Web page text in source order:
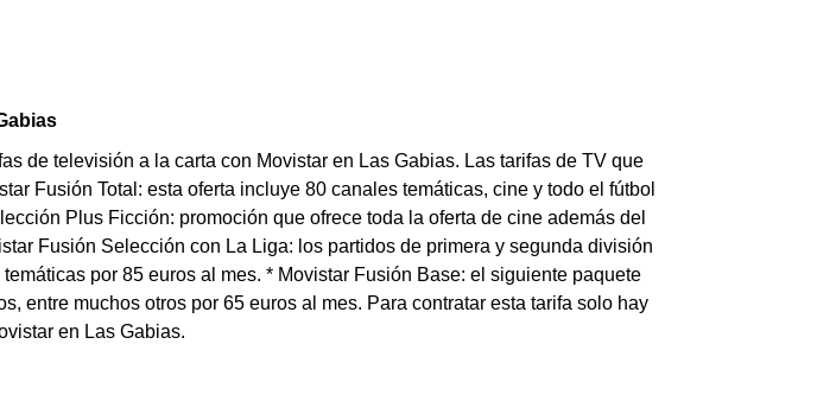
de televisión a la carta con Movistar en Las Gabias. Las tarifas de TV que
Fusión Total: esta oferta incluye 80 canales temáticas, cine y todo el fútbol
Plus Ficción: promoción que ofrece toda la oferta de cine además del
Fusión Selección con La Liga: los partidos de primera y segunda división
por 85 euros al mes. * Movistar Fusión Base: el siguiente paquete
entre muchos otros por 65 euros al mes. Para contratar esta tarifa solo hay
en Las Gabias.